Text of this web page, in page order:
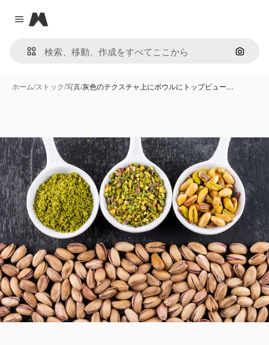
Close menu
Magnific
画像で
ホーム/ストック/写真/灰色のテクスチャ上にボウルにトップビュー…